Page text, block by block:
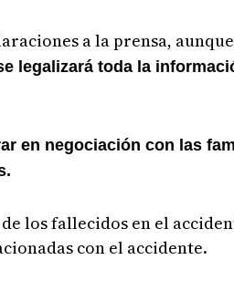
a la prensa,
legalizará toda la
en negociación con las
los fallecidos en el
con el accidente.